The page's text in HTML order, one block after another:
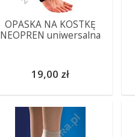
OPASKA NA KOSTKĘ
NEOPREN uniwersalna
19,00 zł